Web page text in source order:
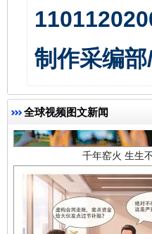
制作采编
全球视频图文新闻
千年窑火 生生